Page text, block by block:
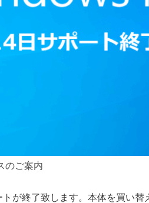
のご案内
が終了致します。本体を買い